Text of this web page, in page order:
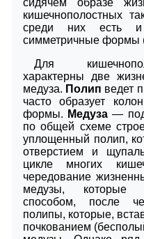
кишечнополостных
среди них есть и
симметричные формы
Для
характерны две
медуза. Полип ведет
часто образует
формы. Медуза —
по общей схеме
уплощенный полип,
отверстием и
цикле многих
чередование
медузы, которые
способом, после
полипы, которые,
почкованием